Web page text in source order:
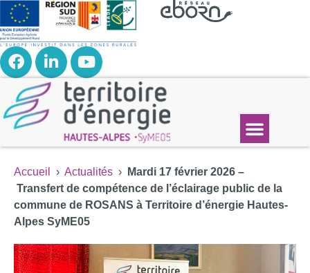
Accueil › Actualités ›
Mardi 17 février 2026 –
Transfert de compétence de l’éclairage public de la
commune de ROSANS à Territoire d’énergie Hautes-
Alpes SyME05